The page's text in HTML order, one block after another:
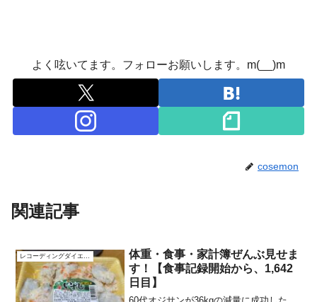
よく呟いてます。フォローお願いします。m(__)m
cosemon
関連記事
レコーディングダイエット
体重・食事・家計簿ぜんぶ見せま
す！【食事記録開始から、1,642
日目】